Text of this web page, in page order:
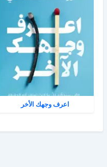
اعرف وجهك الأخر